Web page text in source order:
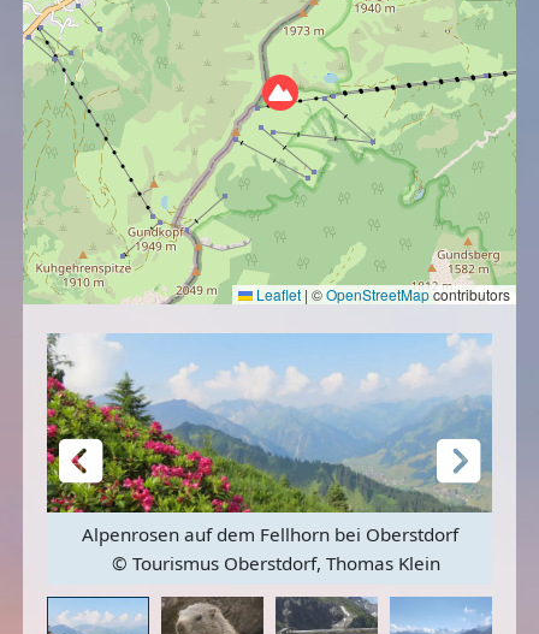
Leaflet | ©OpenStreetMapcontributors
Alpenrosen auf dem Fellhorn bei Oberstdorf
© Tourismus Oberstdorf, Thomas Klein